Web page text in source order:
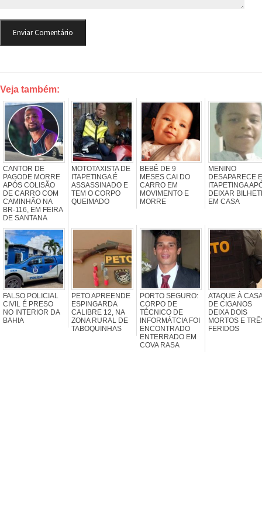
Veja também:
CANTOR DE
PAGODE MORRE
APÓS COLISÃO
DE CARRO COM
CAMINHÃO NA
BR-116, EM FEIRA
DE SANTANA
MOTOTAXISTA DE
ITAPETINGA É
ASSASSINADO E
TEM O CORPO
QUEIMADO
BEBÊ DE 9
MESES CAI DO
CARRO EM
MOVIMENTO E
MORRE
MENINO
DESAPARECE
ITAPETINGA
DEIXAR
EM CASA
FALSO POLICIAL
CIVIL É PRESO
NO INTERIOR DA
BAHIA
PETO APREENDE
ESPINGARDA
CALIBRE 12, NA
ZONA RURAL DE
TABOQUINHAS
PORTO SEGURO:
CORPO DE
TÉCNICO DE
INFORMÁTCIA FOI
ENCONTRADO
ENTERRADO EM
COVA RASA
ATAQUE À CASA
DE CIGANOS
DEIXA DOIS
MORTOS E
FERIDOS